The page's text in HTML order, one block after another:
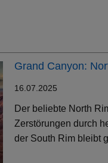
Grand Canyon:
16.07.2025
Der beliebte North
Zerstörungen durch
der South Rim bleibt